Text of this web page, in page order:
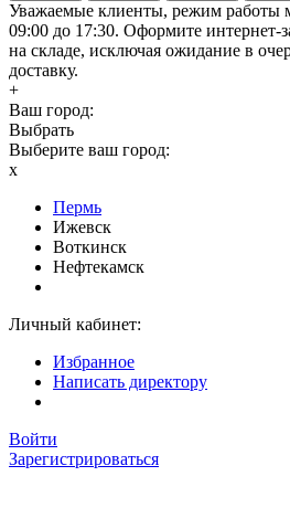
Уважаемые клиенты, режим работы
09:00 до 17:30. Оформите интернет-
на складе, исключая ожидание в
доставку.
+
Ваш город:
Выбрать
Выберите ваш город:
x
Пермь
Ижевск
Воткинск
Нефтекамск
Личный кабинет:
Избранное
Написать директору
Войти
Зарегистрироваться